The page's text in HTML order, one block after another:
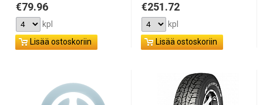
€79.96
kpl
Lisää ostoskoriin
€251.72
kpl
Lisää ostoskoriin